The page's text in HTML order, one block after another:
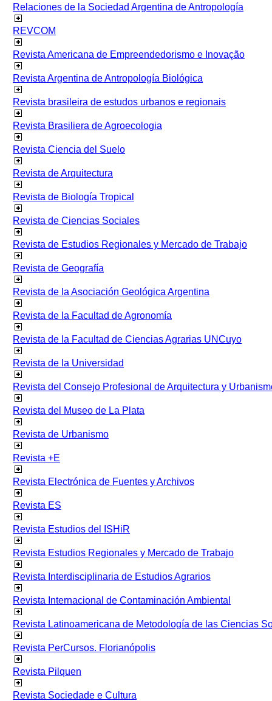
Relaciones de la Sociedad Argentina de Antropología
REVCOM
Revista Americana de Empreendedorismo e Inovação
Revista Argentina de Antropología Biológica
Revista brasileira de estudos urbanos e regionais
Revista Brasiliera de Agroecologia
Revista Ciencia del Suelo
Revista de Arquitectura
Revista de Biología Tropical
Revista de Ciencias Sociales
Revista de Estudios Regionales y Mercado de Trabajo
Revista de Geografía
Revista de la Asociación Geológica Argentina
Revista de la Facultad de Agronomía
Revista de la Facultad de Ciencias Agrarias UNCuyo
Revista de la Universidad
Revista del Consejo Profesional de Arquitectura y
Revista del Museo de La Plata
Revista de Urbanismo
Revista +E
Revista Electrónica de Fuentes y Archivos
Revista ES
Revista Estudios del ISHiR
Revista Estudios Regionales y Mercado de Trabajo
Revista Interdisciplinaria de Estudios Agrarios
Revista Internacional de Contaminación Ambiental
Revista Latinoamericana de Metodología de las Ciencias
Revista PerCursos. Florianópolis
Revista Pilquen
Revista Sociedade e Cultura